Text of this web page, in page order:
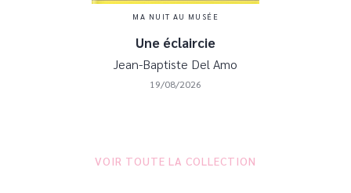
MA NUIT AU MUSÉE
Une éclaircie
Jean-Baptiste Del Amo
19/08/2026
VOIR TOUTE LA COLLECTION